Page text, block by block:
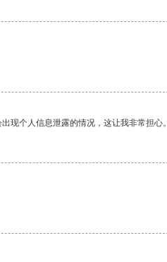
现个人信息泄露的情况，这让我非常担心。